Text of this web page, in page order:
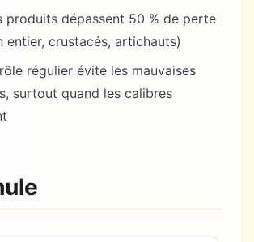
produits dépassent 50 % de perte
entier, crustacés, artichauts)
régulier évite les mauvaises
surtout quand les calibres